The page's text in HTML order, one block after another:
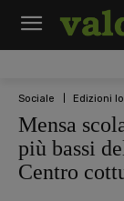
Sociale Edizioni
Mensa
più bassi
Centro